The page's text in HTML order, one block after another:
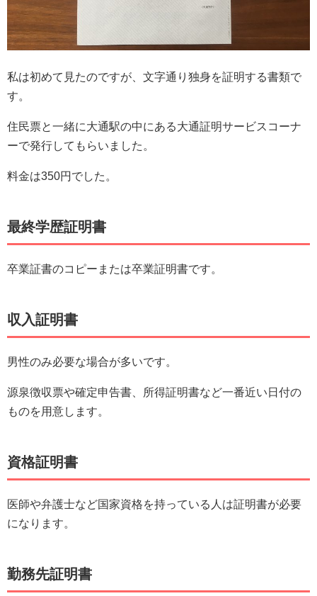
私は初めて見たのですが、文字通り独身を証明する書類で
す。
住民票と一緒に大通駅の中にある大通証明サービスコーナ
ーで発行してもらいました。
料金は350円でした。
最終学歴証明書
卒業証書のコピーまたは卒業証明書です。
収入証明書
男性のみ必要な場合が多いです。
源泉徴収票や確定申告書、所得証明書など一番近い日付の
ものを用意します。
資格証明書
医師や弁護士など国家資格を持っている人は証明書が必要
になります。
勤務先証明書